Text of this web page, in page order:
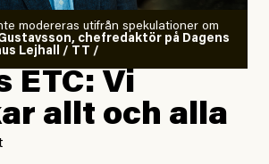
modereras utifrån spekulationer om
chefredaktör på Dagens
Lejhall / TT /
ETC: Vi
allt och alla